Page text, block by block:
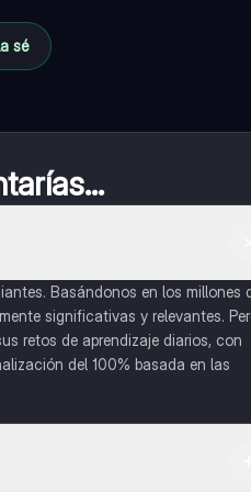
sé
Basándonos en los millones
significativas y relevantes.
retos de aprendizaje diarios, con
del 100% basada en las